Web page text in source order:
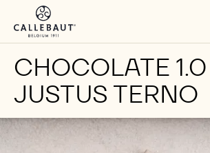
Skip to main content
CHOCOLATE
JUSTUS TERNO